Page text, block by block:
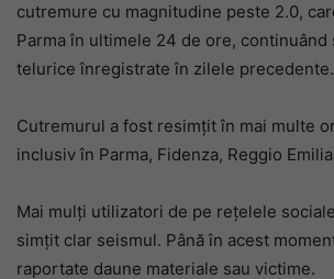
cutremure cu magnitudine peste 2.0,
Parma în ultimele 24 de ore, continuând
telurice înregistrate în zilele precedente.
Cutremurul a fost resimțit în mai multe
inclusiv în Parma, Fidenza, Reggio
Mai mulți utilizatori de pe rețelele
simțit clar seismul. Până în acest
raportate daune materiale sau victime.